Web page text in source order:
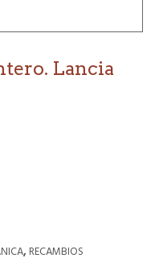
Lancia
, RECAMBIOS